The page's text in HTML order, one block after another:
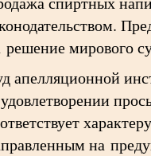
решение мирового
апелляционной
на